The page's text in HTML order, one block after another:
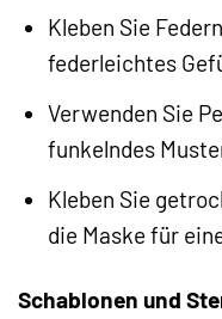
Kleben Sie
federleichtes
Verwenden Sie
funkelndes
Kleben Sie
die Maske für
Schablonen und